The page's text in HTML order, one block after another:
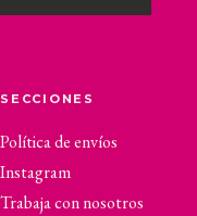
SECCIONES
Política de envíos
Instagram
Trabaja con nosotros